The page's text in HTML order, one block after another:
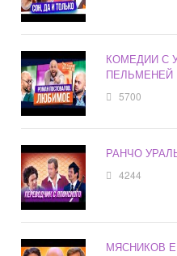
КОМЕДИИ С
ПЕЛЬМЕНЕЙ
5700
РАНЧО
4244
МЯСНИКОВ